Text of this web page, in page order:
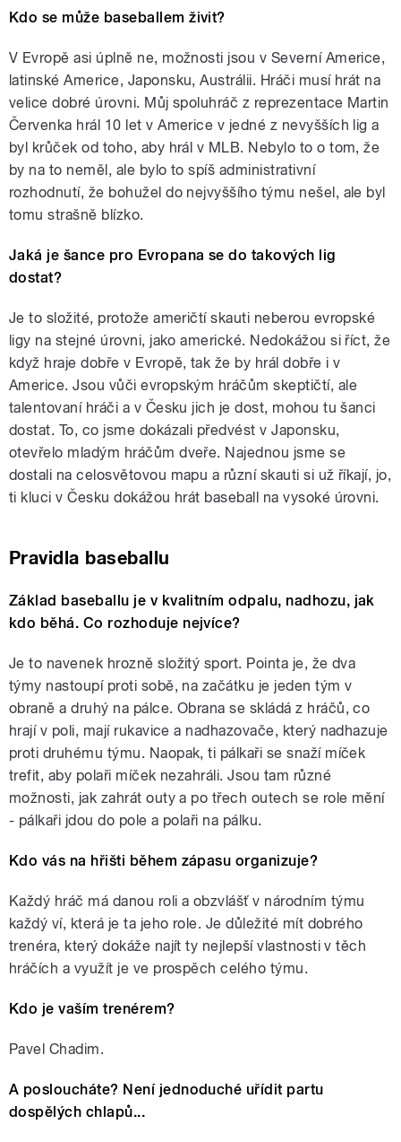
Kdo se může baseballem živit?
V Evropě asi úplně ne, možnosti jsou v Severní Americe,
latinské Americe, Japonsku, Austrálii. Hráči musí hrát na
velice dobré úrovni. Můj spoluhráč z reprezentace Martin
Červenka hrál 10 let v Americe v jedné z nevyšších lig a
byl krůček od toho, aby hrál v MLB. Nebylo to o tom, že
by na to neměl, ale bylo to spíš administrativní
rozhodnutí, že bohužel do nejvyššího týmu nešel, ale byl
tomu strašně blízko.
Jaká je šance pro Evropana se do takových lig
dostat?
Je to složité, protože američtí skauti neberou evropské
ligy na stejné úrovni, jako americké. Nedokážou si říct, že
když hraje dobře v Evropě, tak že by hrál dobře i v
Americe. Jsou vůči evropským hráčům skeptičtí, ale
talentovaní hráči a v Česku jich je dost, mohou tu šanci
dostat. To, co jsme dokázali předvést v Japonsku,
otevřelo mladým hráčům dveře. Najednou jsme se
dostali na celosvětovou mapu a různí skauti si už říkají, jo,
ti kluci v Česku dokážou hrát baseball na vysoké úrovni.
Pravidla baseballu
Základ baseballu je v kvalitním odpalu, nadhozu, jak
kdo běhá. Co rozhoduje nejvíce?
Je to navenek hrozně složitý sport. Pointa je, že dva
týmy nastoupí proti sobě, na začátku je jeden tým v
obraně a druhý na pálce. Obrana se skládá z hráčů, co
hrají v poli, mají rukavice a nadhazovače, který nadhazuje
proti druhému týmu. Naopak, ti pálkaři se snaží míček
trefit, aby polaři míček nezahráli. Jsou tam různé
možnosti, jak zahrát outy a po třech outech se role mění
- pálkaři jdou do pole a polaři na pálku.
Kdo vás na hřišti během zápasu organizuje?
Každý hráč má danou roli a obzvlášť v národním týmu
každý ví, která je ta jeho role. Je důležité mít dobrého
trenéra, který dokáže najít ty nejlepší vlastnosti v těch
hráčích a využít je ve prospěch celého týmu.
Kdo je vaším trenérem?
Pavel Chadim.
A posloucháte? Není jednoduché uřídit partu
dospělých chlapů...